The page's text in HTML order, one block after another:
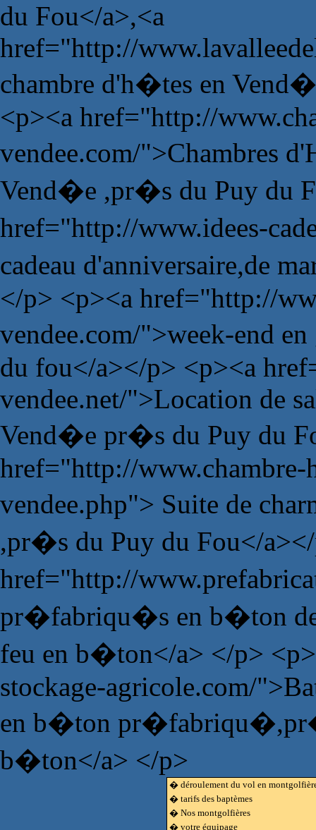
du Fou</a>,<a
href="http://
chambre d'h�tes en
<p><a href="http://
vendee.com/">Chambres
Vend�e ,pr�s du Puy du
href="http://www.idees-
cadeau d'anniversaire,de
</p> <p><a href="http://
vendee.com/">week-end
du fou</a></p> <p><a
vendee.net/">Location de
Vend�e pr�s du Puy du
href="http://www.chambre-
vendee.php"> Suite de
,pr�s du Puy du Fou</
href="http://
pr�fabriqu�s en b�ton de
feu en b�ton</a> </p>
stockage-agricole.com/
en b�ton
b�ton</a> </p>
� déroulement du vol en
� tarifs des baptèmes
� Nos montgolfières
� votre équipage